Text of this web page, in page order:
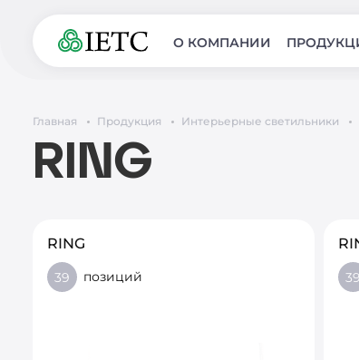
О КОМПАНИИ
Главная Продукция Интерьерные светильники
RING
RING
39 позиций 39